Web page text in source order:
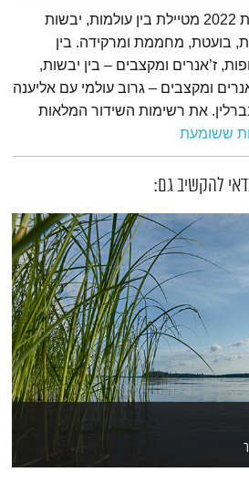
תוכנית לפני אחרונה לשנת 2022 מטיילת בין עולמות, יבשות
בועטת, מחממת ומרקידה. בין
ז’אנרים ומקצבים – בין יבשות,
ומקצבים – גרוב עולמי עם אליענה
את רשימות השידור המלאות
ששומעת
להקשיב גם: